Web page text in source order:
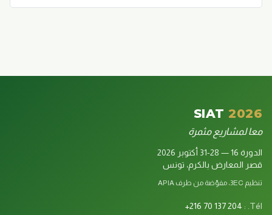
SIAT 2026
معا لمشاريع مثمرة
الدورة 16 — 28-31 أكتوبر 2026
قصر المعارض بالكرم، تونس
تنظيم 3EC، مفوّضة من طرف APIA
Tél. :
+216 70 137 204